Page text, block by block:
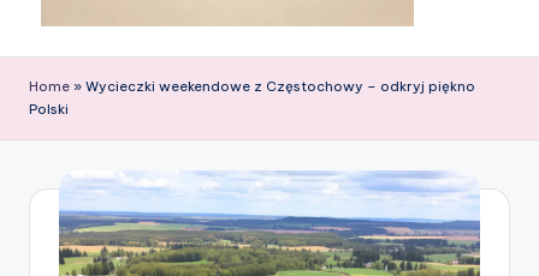
Home » Wycieczki weekendowe z Częstochowy – odkryj piękno
Polski